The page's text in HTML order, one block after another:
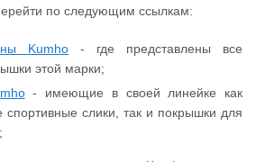
по следующим ссылкам:
Kumho - где представлены все
этой марки;
- имеющие в своей линейке как
спортивные слики, так и покрышки для